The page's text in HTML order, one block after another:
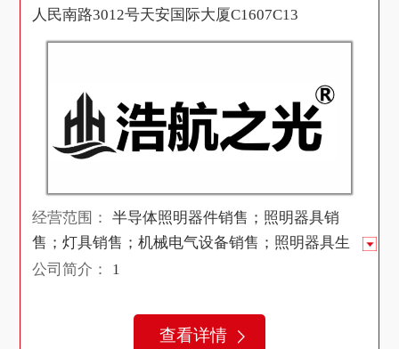
人民南路3012号天安国际大厦C1607C13
经营范围：
半导体照明器件销售；照明器具销
售；灯具销售；机械电气设备销售；照明器具生
产专用设备制造；照明器具生产专用设备销售；
售；五金产品研发；智能控制系统集成；电线、
电缆经营；工程技术服务（规划管理、勘察、设
公司简介： 1
查看详情